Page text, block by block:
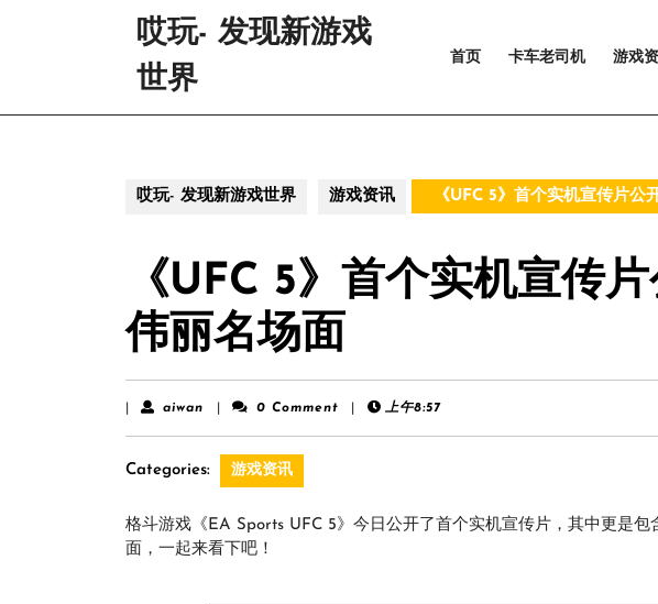
哎玩- 发现新游戏
世界
首页 卡车老司机 游戏
哎玩- 发现新游戏世界 游戏资讯 《UFC 5》首个实机宣传片公
《UFC 5》首个实机宣传
伟丽名场面
aiwan aiwan 0 Comment 上午8:57
Categories: 游戏资讯
格斗游戏《EA Sports UFC 5》今日公开了首个实机宣传片，其中更是
面，一起来看下吧！